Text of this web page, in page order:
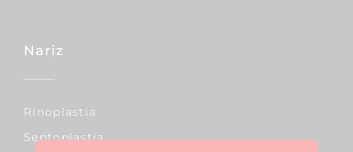
Nariz
Rinoplastia
Septoplastia